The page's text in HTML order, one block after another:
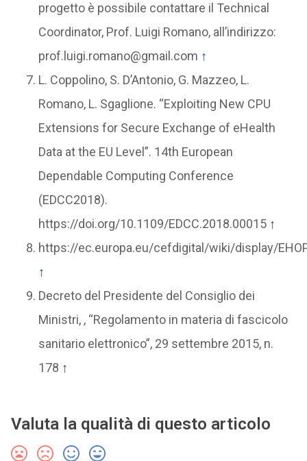
progetto è possibile contattare il Technical
Coordinator, Prof. Luigi Romano, all’indirizzo:
prof.luigi.romano@gmail.com ↑
L. Coppolino, S. D’Antonio, G. Mazzeo, L.
Romano, L. Sgaglione. “Exploiting New CPU
Extensions for Secure Exchange of eHealth
Data at the EU Level”. 14th European
Dependable Computing Conference
(EDCC2018).
https://doi.org/10.1109/EDCC.2018.00015 ↑
https://ec.europa.eu/cefdigital/wiki/display/
↑
Decreto del Presidente del Consiglio dei
Ministri, , “Regolamento in materia di fascicolo
sanitario elettronico”, 29 settembre 2015, n.
178 ↑
Valuta la qualità di questo articolo